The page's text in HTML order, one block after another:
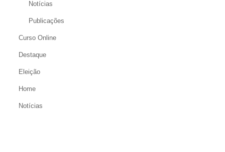
Notícias
Publicações
Curso Online
Destaque
Eleição
Home
Notícias